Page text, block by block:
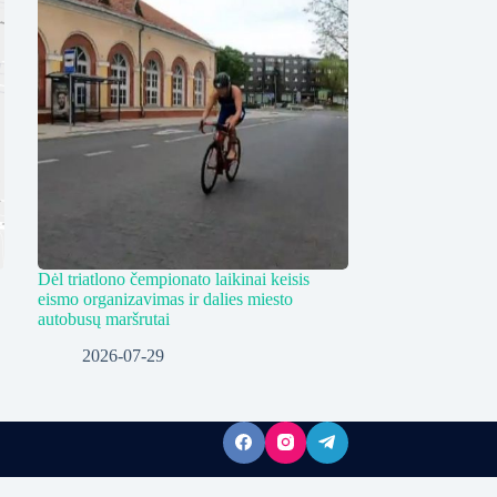
Dėl triatlono čempionato laikinai keisis
eismo organizavimas ir dalies miesto
autobusų maršrutai
2026-07-29